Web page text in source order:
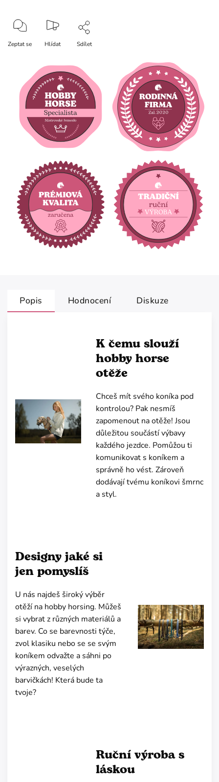
Zeptat se Hlídat Sdílet
Popis Hodnocení Diskuze
K čemu slouží
hobby horse
otěže
Chceš mít svého koníka pod
kontrolou? Pak nesmíš
zapomenout na otěže! Jsou
důležitou součástí výbavy
každého jezdce. Pomůžou ti
komunikovat s koníkem a
správně ho vést. Zároveň
dodávají tvému koníkovi šmrnc
a styl.
Designy jaké si
jen pomyslíš
U nás najdeš široký výběr
otěží na hobby horsing. Můžeš
si vybrat z různých materiálů a
barev. Co se barevnosti týče,
zvol klasiku nebo se se svým
koníkem odvažte a sáhni po
výrazných, veselých
barvičkách! Která bude ta
tvoje?
Ruční výroba s
láskou